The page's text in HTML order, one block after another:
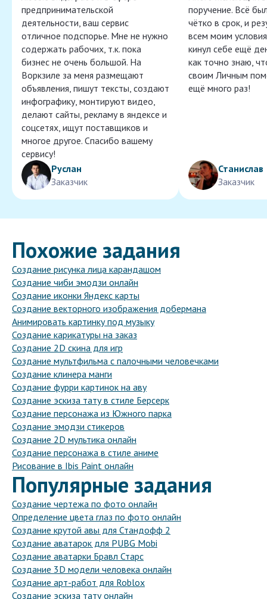
предпринимательской
деятельности, ваш сервис
отличное подспорье. Мне не нужно
содержать рабочих, т.к. пока
бизнес не очень большой. На
Воркзиле за меня размещают
объявления, пишут тексты, создают
инфографику, монтируют видео,
делают сайты, рекламу в яндексе и
соцсетях, ищут поставщиков и
многое другое. Спасибо вашему
сервису!
Руслан
Заказчик
поручение. Всё
чётко в срок, и
всем моим
кинул себе ещё
как точно знаю,
своим Личным
ещё много раз!
Станислав
Заказчик
Похожие задания
Создание рисунка лица карандашом
Создание чиби эмодзи онлайн
Создание иконки Яндекс карты
Создание векторного изображения добермана
Анимировать картинку под музыку
Создание карикатуры на заказ
Создание 2D скина для игр
Создание мультфильма с палочными человечками
Создание клинера манги
Создание фурри картинок на аву
Создание эскиза тату в стиле Берсерк
Создание персонажа из Южного парка
Создание эмодзи стикеров
Создание 2D мультика онлайн
Создание персонажа в стиле аниме
Рисование в Ibis Paint онлайн
Популярные задания
Создание чертежа по фото онлайн
Определение цвета глаз по фото онлайн
Создание крутой авы для Стандофф 2
Создание аватарок для PUBG Mobi
Создание аватарки Бравл Старс
Создание 3D модели человека онлайн
Создание арт-работ для Roblox
Создание эскиза тату онлайн